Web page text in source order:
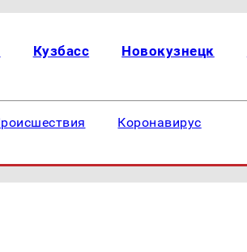
Кузбасс Новокузнецк
Коронавирус